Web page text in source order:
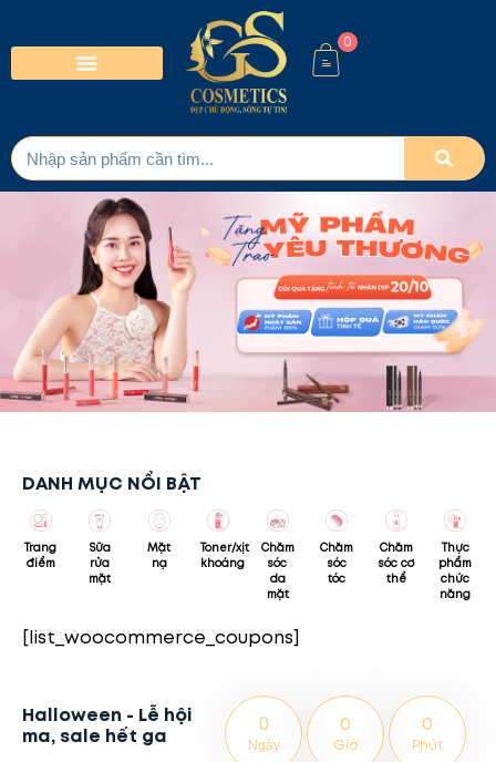
0
DANH MỤC NỔI BẬT
Trang
điểm
Sữa
rửa
mặt
Mặt
nạ
Toner/xịt
khoáng
Chăm
sóc
da
mặt
Chăm
sóc
tóc
Chăm
sóc cơ
thể
Thực
phẩm
chức
năng
[list_woocommerce_coupons]
Halloween - Lễ hội
ma, sale hết ga
0
Ngày
0
Giờ
0
Phút